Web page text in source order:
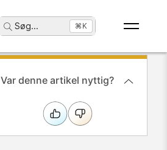
Søg... ⌘K
Var denne artikel nyttig?